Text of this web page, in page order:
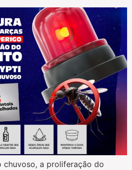
chuvoso, a proliferação do